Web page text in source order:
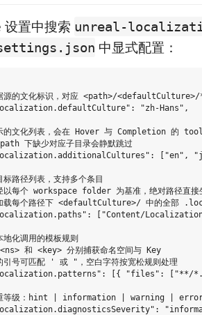
设置中搜索 unreal-
中显式配置：
源的文化标识，对应 <path>/
"zh-Hans",
的文化列表，会在 Hover 与 Completion 的
下缺少对应子目录会静默跳过
["en",
路径列表，支持多个条目
以每个 workspace folder 为基准，绝对路径直接
载每个路径下 <defaultCulture>/ 中的全部
["Content/
化调用的模板规则
和 <key> 分别捕获命名空间与 Key
号可匹配 ' 或 "，空白字符按宽松规则处理
[{ "files": ["**/
等级：hint | information | warning |